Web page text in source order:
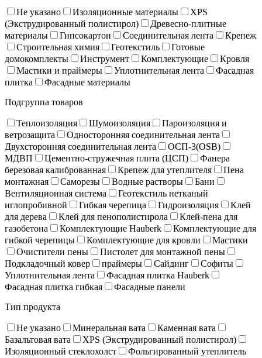
Не указано Изоляционные материалы
XPS
(Экструдированный полистирол)
Древесно-плитные
материалы
Гипсокартон Соединительная лента
Крепеж
Строительная химия
Геотекстиль
Готовые
домокомплекты
Инструмент Комплектующие
Кровля
Мастики и праймеры
Уплотнительная лента
Фасадная
плитка
Фасадные материалы
Подгруппа товаров
Теплоизоляция Шумоизоляция
Пароизоляция и
ветрозащита
Односторонняя соединительная лента
Двухсторонняя соединительная лента
ОСП-3(OSB)
МДВП
Цементно-стружечная плита (ЦСП)
Фанера
березовая калиброванная
Крепеж для утеплителя
Пена
монтажная
Саморезы Водные растворы
Бани
Вентиляционная система
Геотекстиль нетканый
иглопробивной
Гибкая черепица Гидроизоляция
Клей
для дерева
Клей для пенополистирола
Клей-пена для
газобетона
Комплектующие Hauberk
Комплектующие для
гибкой черепицы
Комплектующие для кровли
Мастики
Очистители пены
Пистолет для монтажной пены
Подкладочный ковер
праймеры Сайдинг
Софиты
Уплотнительная лента
Фасадная плитка Hauberk
Фасадная плитка гибкая
Фасадные панели
Тип продукта
Не указано Минеральная вата
Каменная вата
Базальтовая вата
XPS (Экструдированный полистирол)
Изоляционный стеклохолст
Фольгированный утеплитель